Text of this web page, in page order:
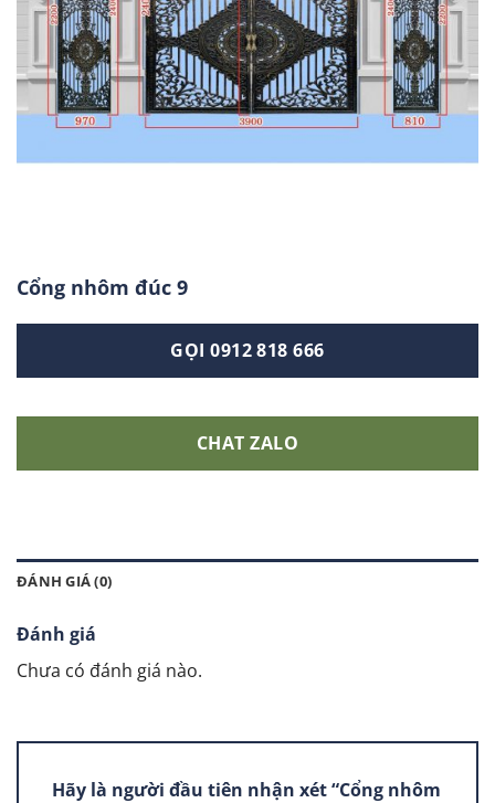
Cổng nhôm đúc 9
GỌI 0912 818 666
CHAT ZALO
ĐÁNH GIÁ (0)
Đánh giá
Chưa có đánh giá nào.
Hãy là người đầu tiên nhận xét “Cổng nhôm